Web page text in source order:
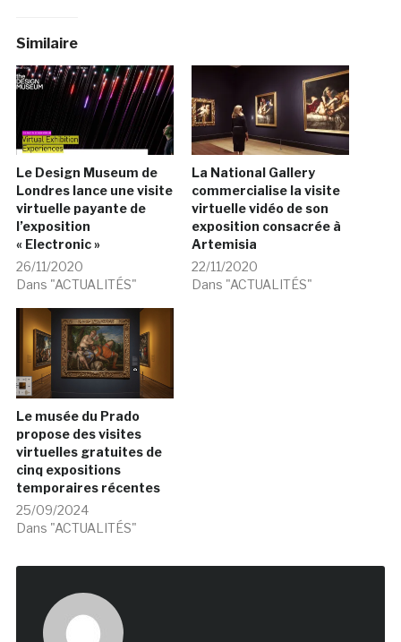
Similaire
Le Design Museum de
Londres lance une visite
virtuelle payante de
l’exposition
« Electronic »
26/11/2020
Dans "ACTUALITÉS"
La National Gallery
commercialise la visite
virtuelle vidéo de son
exposition consacrée à
Artemisia
22/11/2020
Dans "ACTUALITÉS"
Le musée du Prado
propose des visites
virtuelles gratuites de
cinq expositions
temporaires récentes
25/09/2024
Dans "ACTUALITÉS"